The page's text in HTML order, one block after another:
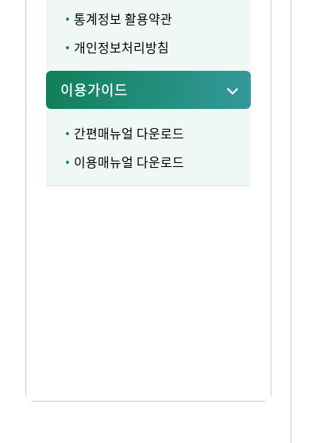
통계정보 활용약관
개인정보처리방침
이용가이드
간편매뉴얼 다운로드
이용매뉴얼 다운로드